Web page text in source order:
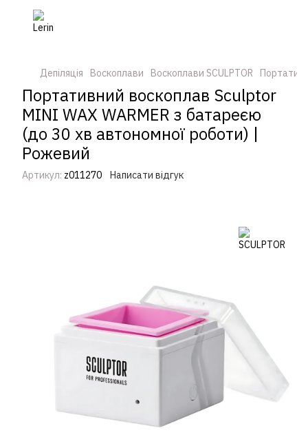
Депіляція Воскоплави Воскоплави SCULPTOR
Портативний воскоплав Sculptor
MINI WAX WARMER з батареєю
(до 30 хв автономної роботи) |
Рожевий
Артикул: z011270 Написати відгук